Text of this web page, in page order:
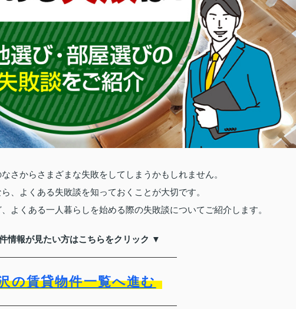
さからさまざまな失敗をしてしまうかもしれません。
、よくある失敗談を知っておくことが大切です。
よくある一人暮らしを始める際の失敗談についてご紹介します。
情報が見たい方はこちらをクリック ▼
の賃貸物件一覧へ進む